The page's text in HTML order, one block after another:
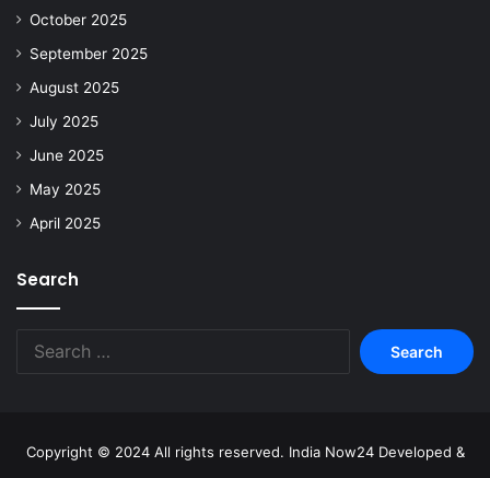
October 2025
September 2025
August 2025
July 2025
June 2025
May 2025
April 2025
Search
Copyright © 2024 All rights reserved. India Now24 Developed &